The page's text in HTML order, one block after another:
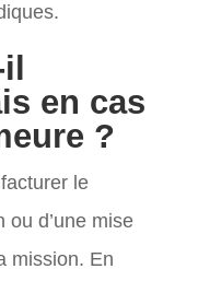
en cas
?
le
ou d’une mise
mission. En